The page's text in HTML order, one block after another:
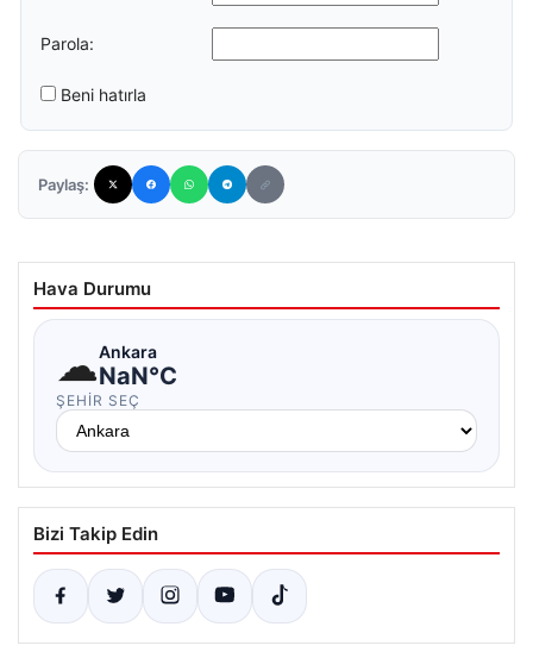
Parola:
Beni hatırla
Paylaş:
Hava Durumu
☁Ankara
NaN°C
ŞEHIR SEÇ
Bizi Takip Edin